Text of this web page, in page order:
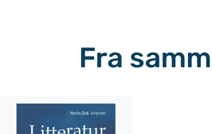
Fra